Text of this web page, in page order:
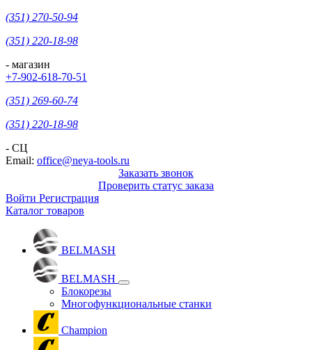
(351) 270-50-94
(351) 220-18-98
- магазин
+7-902-618-70-51
(351) 269-60-74
(351) 220-18-98
- СЦ
Email: office@neya-tools.ru
Заказать звонок
Проверить статус заказа
Войти Регистрация
Каталог товаров
BELMASH
BELMASH
Блокорезы
Многофункциональные станки
Champion